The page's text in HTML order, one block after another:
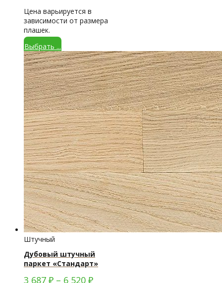
Цена варьируется в
зависимости от размера
плашек.
Выбрать ...
Штучный
Дубовый штучный
паркет «Стандарт»
3 687 ₽ – 6 520 ₽